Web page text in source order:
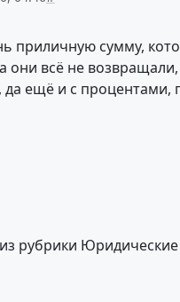
приличную сумму,
всё не
да ещё и с
рубрики Юридические